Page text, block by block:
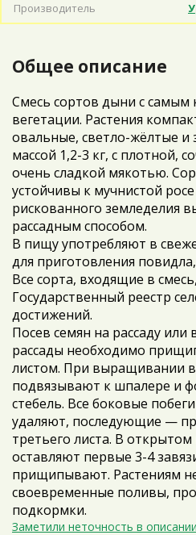
Производитель
Общее описание
Смесь сортов дыни с
вегетации. Растения
овальные, светло-жёлтые и
массой 1,2-3 кг, с плотной,
очень сладкой мякотью.
устойчивы к мучнистой
рискованного земледелия
рассадным способом.
В пищу употребляют в
для приготовления
Все сорта, входящие в
Государственный реестр
достижений.
Посев семян на рассаду или
рассады необходимо
листом. При выращивании в
подвязывают к шпалере и
стебель. Все боковые
удаляют, последующие —
третьего листа. В открытом
оставляют первые 3-4
прищипывают. Растениям
своевременные поливы,
подкормки.
Заметили неточность в